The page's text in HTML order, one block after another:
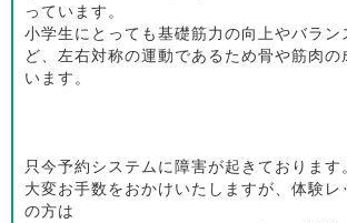
っています。
小学生にとっても基礎筋力の向上やバラン
ど、左右対称の運動であるため骨や筋肉の
います。
只今予約システムに障害が起きております
大変お手数をおかけいたしますが、体験レ
の方は